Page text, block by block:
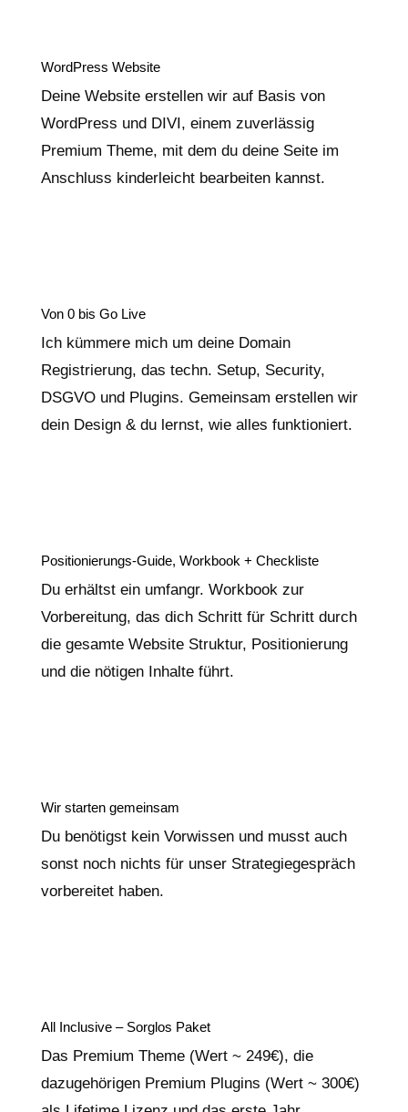
WordPress Website
Deine Website erstellen wir auf Basis von
WordPress und DIVI, einem zuverlässig
Premium Theme, mit dem du deine Seite im
Anschluss kinderleicht bearbeiten kannst.
Von 0 bis Go Live
Ich kümmere mich um deine Domain
Registrierung, das techn. Setup, Security,
DSGVO und Plugins. Gemeinsam erstellen wir
dein Design & du lernst, wie alles funktioniert.
Positionierungs-Guide, Workbook + Checkliste
Du erhältst ein umfangr. Workbook zur
Vorbereitung, das dich Schritt für Schritt durch
die gesamte Website Struktur, Positionierung
und die nötigen Inhalte führt.
Wir starten gemeinsam
Du benötigst kein Vorwissen und musst auch
sonst noch nichts für unser Strategiegespräch
vorbereitet haben.
All Inclusive – Sorglos Paket
Das Premium Theme (Wert ~ 249€), die
dazugehörigen Premium Plugins (Wert ~ 300€)